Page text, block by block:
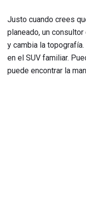
Justo cuando crees
planeado, un
y cambia la
en el SUV familiar.
puede encontrar la